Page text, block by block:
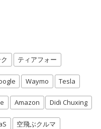
ティアフォー
Waymo Tesla
Amazon Didi Chuxing
空飛ぶクルマ